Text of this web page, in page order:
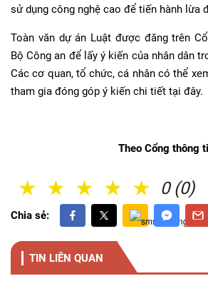
sử dụng công nghệ cao để tiến hành lừa
Toàn văn dự án Luật được đăng trên
Bộ Công an để lấy ý kiến của nhân dân
Các cơ quan, tổ chức, cá nhân có thể
tham gia đóng góp ý kiến chi tiết tại đây.
Theo Cổng thông
0 (0)
5 Sao
4 Sao
3 Sao
2 Sao
1 Sao
Chia sẻ:
TIN LIÊN QUAN